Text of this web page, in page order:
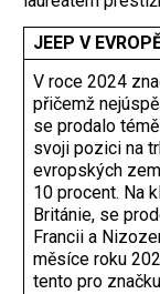
JEEP V
V roce 2024
přičemž
se prodalo
svoji pozici na
evropských
10 procent. Na
Británie, se
Francii a
měsíce roku
tento pro